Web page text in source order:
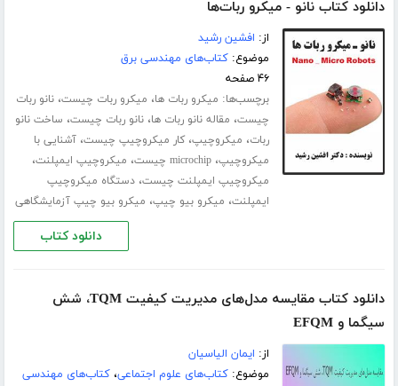
دانلود کتاب نانو - میکرو ربات‌ها
از: افشین رشید
موضوع:کتاب‌های مهندسی برق
۴۶ صفحه
برچسب‌ها: میکرو ربات ها، میکرو ربات چیست،نانو ربات
چیست، مقاله نانو ربات ها،نانو ربات چیست، ساخت نانو
ربات، میکروچیپ،کار میکروچیپ چیست،آشنایی با
میکروچیپ،microchip چیست ، میکروچیپ ایمپلنت،
میکروچیپ ایمپلنت چیست،دستگاه میکروچیپ
ایمپلنت، میکرو بیو چیپ، میکرو بیو چیپ آزمایشگاهی
دانلود کتاب
دانلود کتاب مقایسه مدل‌های مدیریت کیفیت TQM، شش
سیگما و EFQM
از: ایمان الیاسیان
موضوع:کتاب‌های علوم اجتماعی،کتاب‌های مهندسی